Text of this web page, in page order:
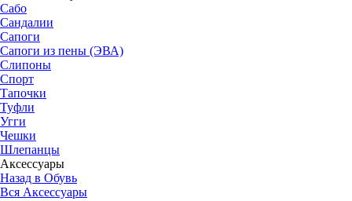
Сабо
Сандалии
Сапоги
Сапоги из пены (ЭВА)
Слипоны
Спорт
Тапочки
Туфли
Угги
Чешки
Шлепанцы
Аксессуары
Назад в Обувь
Вся Аксессуары